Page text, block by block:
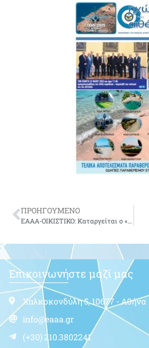
ΠΡΟΗΓΟΥΜΕΝΟ
Επικοινωνήστε μαζί μας
Χαλκοκονδύλη 5, 10677 - Αθήνα
info@eaaa.gr
(+30) 210.3802241